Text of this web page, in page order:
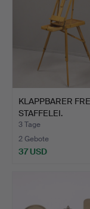
KLAPPBARER
STAFFELEI.
3 Tage
2 Gebote
37 USD